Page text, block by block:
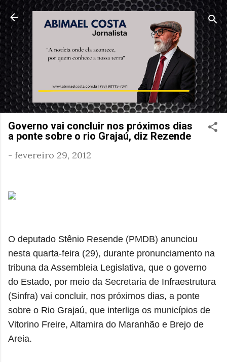
Pular para o conteúdo principal
Governo vai concluir nos próximos dias
a ponte sobre o rio Grajaú, diz Rezende
- fevereiro 29, 2012
O deputado Stênio Resende (PMDB) anunciou
nesta quarta-feira (29), durante pronunciamento na
tribuna da Assembleia Legislativa, que o governo
do Estado, por meio da Secretaria de Infraestrutura
(Sinfra) vai concluir, nos próximos dias, a ponte
sobre o Rio Grajaú, que interliga os municípios de
Vitorino Freire, Altamira do Maranhão e Brejo de
Areia.